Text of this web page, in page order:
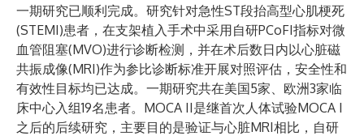
一期研究已顺利完成。研究针对急性ST段抬高型心肌梗死
(STEMI)患者，在支架植入手术中采用自研PCoFI指标对微
血管阻塞(MVO)进行诊断检测，并在术后数日内以心脏磁
共振成像(MRI)作为参比诊断标准开展对照评估，安全性和
有效性目标均已达成。一期研究共在美国5家、欧洲3家临
床中心入组19名患者。MOCA II是继首次人体试验MOCA I
之后的后续研究，主要目的是验证与心脏MRI相比，自研